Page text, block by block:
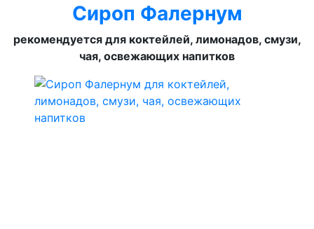
Сироп Фалернум
рекомендуется для коктейлей, лимонадов, смузи,
чая, освежающих напитков